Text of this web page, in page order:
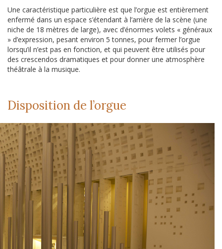
Une caractéristique particulière est que l’orgue est entièrement
enfermé dans un espace s’étendant à l’arrière de la scène (une
niche de 18 mètres de large), avec d’énormes volets « généraux
» d’expression, pesant environ 5 tonnes, pour fermer l’orgue
lorsqu’il n’est pas en fonction, et qui peuvent être utilisés pour
des crescendos dramatiques et pour donner une atmosphère
théâtrale à la musique.
Disposition de l’orgue